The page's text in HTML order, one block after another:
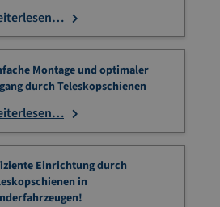
Montage und optimaler
durch Teleskopschienen
Einrichtung durch
in